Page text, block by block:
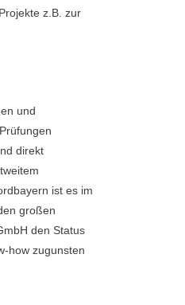
z.B. zur
und
direkt
ist es im
großen
den Status
how zugunsten